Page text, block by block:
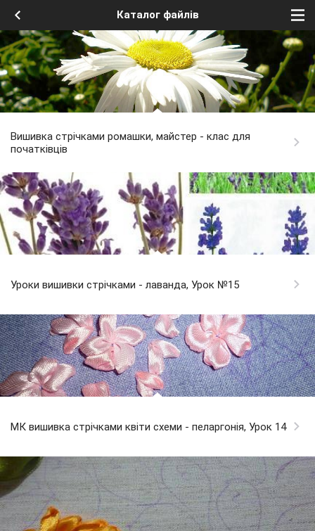
Каталог файлів
Вишивка стрічками ромашки, майстер - клас для
початківців
Уроки вишивки стрічками - лаванда, Урок №15
МК вишивка стрічками квіти схеми - пеларгонія, Урок 14